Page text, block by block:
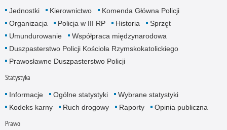
Jednostki Kierownictwo
Komenda Główna Policji
Organizacja
Policja w III RP Historia
Sprzęt
Umundurowanie
Współpraca międzynarodowa
Duszpasterstwo Policji Kościoła Rzymskokatolickiego
Prawosławne Duszpasterstwo Policji
Statystyka
Informacje Ogólne statystyki
Wybrane statystyki
Kodeks karny
Ruch drogowy Raporty Opinia publiczna
Prawo